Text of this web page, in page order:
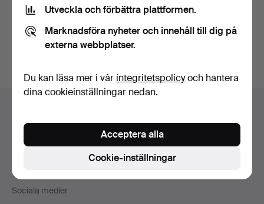
Skapa konto
Sidfotsnavigation
Kontakta support
Alla auktionshus
Vi skickar med
Sociala medier
Utveckla och förbättra plattformen.
Marknadsföra nyheter och innehåll till dig på
externa webbplatser.
Du kan läsa mer i vår integritetspolicyoch hantera
dina cookieinställningar nedan.
Cookie-inställningar
Acceptera alla